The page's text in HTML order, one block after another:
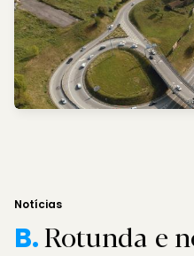
Notícias
B.Rotunda e